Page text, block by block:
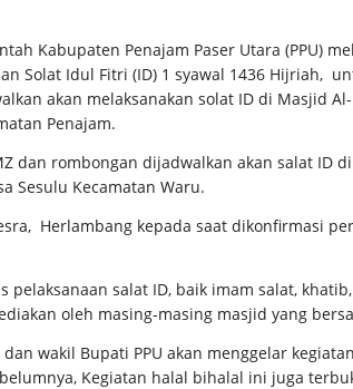
Kabupaten Penajam Paser Utara (PPU)
Solat Idul Fitri (ID) 1 syawal 1436 Hijriah,
akan melaksanakan solat ID di Masjid
Penajam.
dan rombongan dijadwalkan akan salat ID
Sesulu Kecamatan Waru.
Herlambang kepada saat dikonfirmasi
pelaksanaan salat ID, baik imam salat,
oleh masing-masing masjid yang
wakil Bupati PPU akan menggelar
Kegiatan halal bihalal ini juga